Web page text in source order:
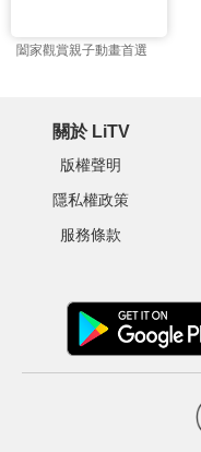
闔家觀賞親子動畫首選
關於 LiTV
版權聲明
隱私權政策
服務條款